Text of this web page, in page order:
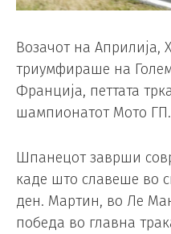
Возачот на Априлија,
триумфираше на
Франција, петтата
шампионатот Мото ГП.
Шпанецот заврши
каде што славеше во
ден. Мартин, во Ле
победа во главна